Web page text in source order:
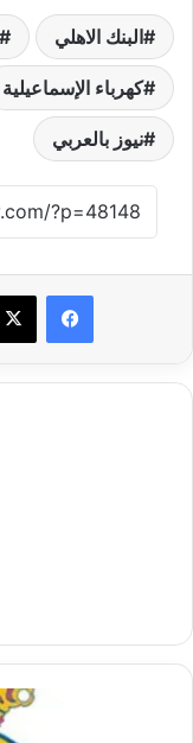
البنك الاهلي
كهرباء الإسماعيلية
نيوز بالعربي